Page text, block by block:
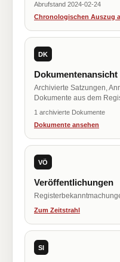
Abrufstand 2024-02-24
Chronologischen Auszug
DK
Dokumentenansicht
Archivierte Satzungen,
Dokumente aus dem
1 archivierte Dokumente
Dokumente ansehen
VÖ
Veröffentlichungen
Zum Zeitstrahl
SI